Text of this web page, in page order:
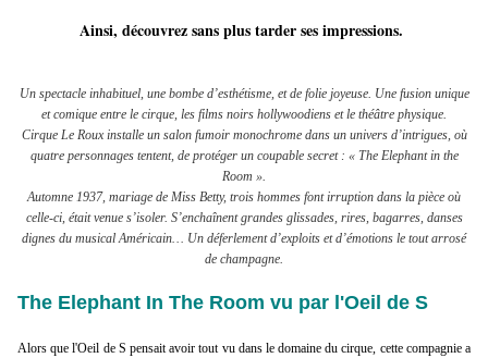
Ainsi, découvrez sans plus tarder ses impressions.
Un spectacle inhabituel, une bombe d’esthétisme, et de folie joyeuse. Une fusion unique
et comique entre le cirque, les films noirs hollywoodiens et le théâtre physique.
Cirque Le Roux installe un salon fumoir monochrome dans un univers d’intrigues, où
quatre personnages tentent, de protéger un coupable secret : « The Elephant in the
Room ».
Automne 1937, mariage de Miss Betty, trois hommes font irruption dans la pièce où
celle-ci, était venue s’isoler. S’enchaînent grandes glissades, rires, bagarres, danses
dignes du musical Américain… Un déferlement d’exploits et d’émotions le tout arrosé
de champagne.
The Elephant In The Room vu par l'Oeil de S
Alors que l'Oeil de S pensait avoir tout vu dans le domaine du cirque, cette compagnie a